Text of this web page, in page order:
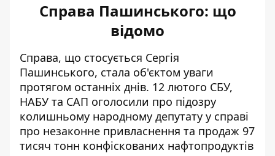
Справа Пашинського: що
відомо
Справа, що стосується Сергія
Пашинського, стала об'єктом уваги
протягом останніх днів. 12 лютого СБУ,
НАБУ та САП оголосили про підозру
колишньому народному депутату у справі
про незаконне привласнення та продаж 97
тисяч тонн конфіскованих нафтопродуктів